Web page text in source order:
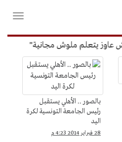
فتح
يتعلم ملوش مجانية"
بالصور .. الأهلي يستقبل
رئيس الجامعة التونسية لكرة
اليد
28 فبراير 2014 4:23 م